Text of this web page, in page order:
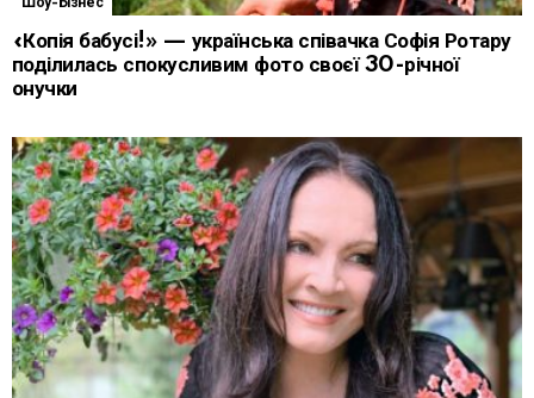
Шоу-Бізнес
«Копія бабусі!» — українська співачка Софія Ротару
поділилась спокусливим фото своєї 30-річної
онучки